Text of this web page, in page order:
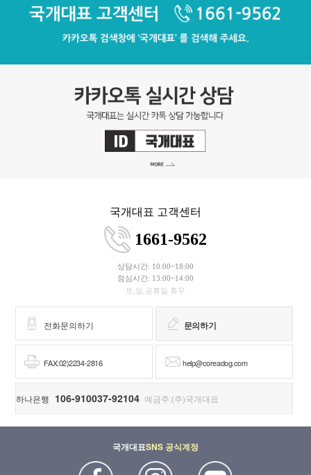
국개대표 고객센터
1661-9562
상담시간: 10:00~18:00
점심시간: 13:00~14:00
토,일,공휴일 휴무
전화문의하기 문의하기
FAX:02)2234-2816 help@coreadog.com
하나은행 106-910037-92104 예금주:(주)국개대표
국개대표SNS 공식계정